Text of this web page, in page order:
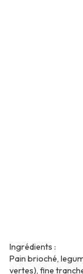
Ingrédients :
Pain brioché,
vertes), fine